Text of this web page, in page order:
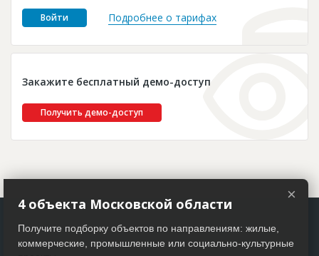
Пресс-релизы
Войти Подробнее о тарифах
Закажите бесплатный демо-доступ
Получить демо-доступ
×
4 объекта Московской области
Получите подборку объектов по направлениям: жилые,
коммерческие, промышленные или социально-культурные